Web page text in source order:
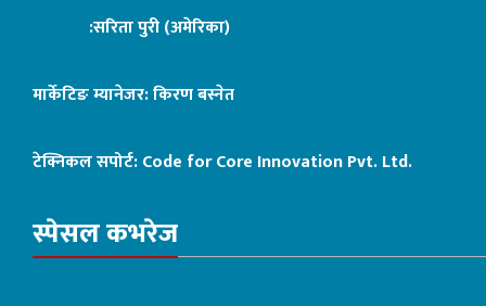
:सरिता पुरी (अमेरिका)
मार्केटिङ म्यानेजर: किरण बस्नेत
टेक्निकल सपोर्ट:Code for Core Innovation Pvt. Ltd.
स्पेसल कभरेज